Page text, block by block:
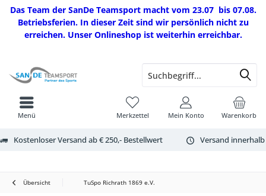
Das Team der SanDe Teamsport macht vom 23.07 bis 07.08.
Betriebsferien. In dieser Zeit sind wir persönlich nicht zu
erreichen. Unser Onlineshop ist weiterhin erreichbar.
Kostenloser Versand ab € 250,- Bestellwert Versand
Warenkorb
Merkzettel Mein Konto
Menü
Übersicht TuSpo Richrath 1869 e.V.